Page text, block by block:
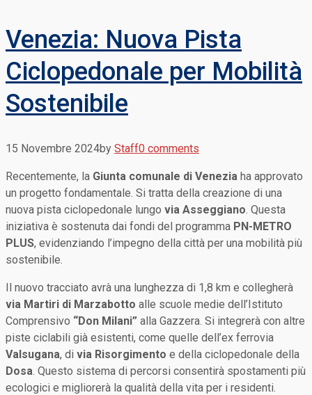
Venezia: Nuova Pista
Ciclopedonale per Mobilità
Sostenibile
15 Novembre 2024by Staff0 comments
Recentemente, la Giunta comunale di Venezia ha approvato
un progetto fondamentale. Si tratta della creazione di una
nuova pista ciclopedonale lungo via Asseggiano. Questa
iniziativa è sostenuta dai fondi del programma PN-METRO
PLUS, evidenziando l’impegno della città per una mobilità più
sostenibile.
Il nuovo tracciato avrà una lunghezza di 1,8 km e collegherà
via Martiri di Marzabotto alle scuole medie dell’Istituto
Comprensivo “Don Milani” alla Gazzera. Si integrerà con altre
piste ciclabili già esistenti, come quelle dell’ex ferrovia
Valsugana, di via Risorgimento e della ciclopedonale della
Dosa. Questo sistema di percorsi consentirà spostamenti più
ecologici e migliorerà la qualità della vita per i residenti.